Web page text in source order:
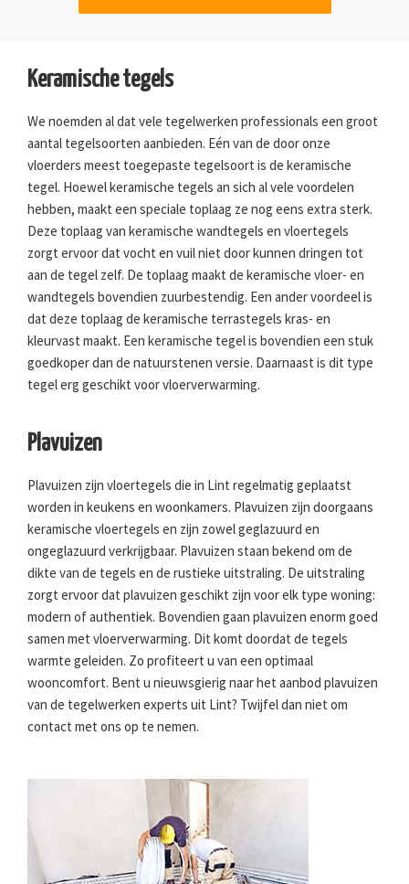
Keramische tegels
We noemden al dat vele tegelwerken professionals een groot
aantal tegelsoorten aanbieden. Eén van de door onze
vloerders meest toegepaste tegelsoort is de keramische
tegel. Hoewel keramische tegels an sich al vele voordelen
hebben, maakt een speciale toplaag ze nog eens extra sterk.
Deze toplaag van keramische wandtegels en vloertegels
zorgt ervoor dat vocht en vuil niet door kunnen dringen tot
aan de tegel zelf. De toplaag maakt de keramische vloer- en
wandtegels bovendien zuurbestendig. Een ander voordeel is
dat deze toplaag de keramische terrastegels kras- en
kleurvast maakt. Een keramische tegel is bovendien een stuk
goedkoper dan de natuurstenen versie. Daarnaast is dit type
tegel erg geschikt voor vloerverwarming.
Plavuizen
Plavuizen zijn vloertegels die in Lint regelmatig geplaatst
worden in keukens en woonkamers. Plavuizen zijn doorgaans
keramische vloertegels en zijn zowel geglazuurd en
ongeglazuurd verkrijgbaar. Plavuizen staan bekend om de
dikte van de tegels en de rustieke uitstraling. De uitstraling
zorgt ervoor dat plavuizen geschikt zijn voor elk type woning:
modern of authentiek. Bovendien gaan plavuizen enorm goed
samen met vloerverwarming. Dit komt doordat de tegels
warmte geleiden. Zo profiteert u van een optimaal
wooncomfort. Bent u nieuwsgierig naar het aanbod plavuizen
van de tegelwerken experts uit Lint? Twijfel dan niet om
contact met ons op te nemen.